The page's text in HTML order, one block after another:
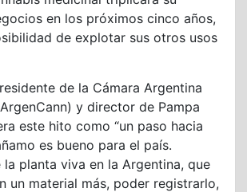
en los próximos cinco años,
de explotar sus otros usos
de la Cámara Argentina
y director de Pampa
este hito como “un paso hacia
es bueno para el país.
la planta viva en la Argentina, que
un material más, poder registrarlo,